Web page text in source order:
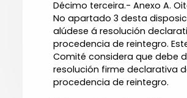
Décimo terceira.- Anexo A.
No apartado 3 desta
alúdese á resolución
procedencia de reintegro.
Comité considera que debe
resolución firme declarativa
procedencia de reintegro.